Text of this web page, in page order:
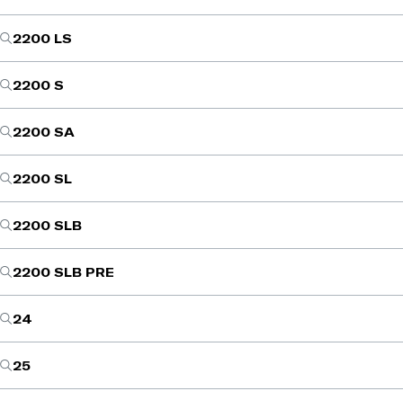
2200 LS
2200 S
2200 SA
2200 SL
2200 SLB
2200 SLB PRE
24
25